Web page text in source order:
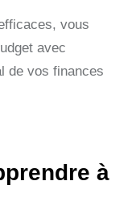
vous
avec
de vos finances
à